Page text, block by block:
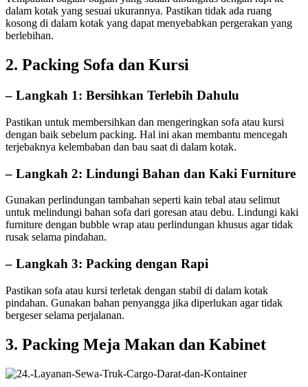
dalam kotak yang sesuai ukurannya. Pastikan tidak ada ruang
kosong di dalam kotak yang dapat menyebabkan pergerakan yang
berlebihan.
2. Packing Sofa dan Kursi
– Langkah 1: Bersihkan Terlebih Dahulu
Pastikan untuk membersihkan dan mengeringkan sofa atau kursi
dengan baik sebelum packing. Hal ini akan membantu mencegah
terjebaknya kelembaban dan bau saat di dalam kotak.
– Langkah 2: Lindungi Bahan dan Kaki Furniture
Gunakan perlindungan tambahan seperti kain tebal atau selimut
untuk melindungi bahan sofa dari goresan atau debu. Lindungi kaki
furniture dengan bubble wrap atau perlindungan khusus agar tidak
rusak selama pindahan.
– Langkah 3: Packing dengan Rapi
Pastikan sofa atau kursi terletak dengan stabil di dalam kotak
pindahan. Gunakan bahan penyangga jika diperlukan agar tidak
bergeser selama perjalanan.
3. Packing Meja Makan dan Kabinet